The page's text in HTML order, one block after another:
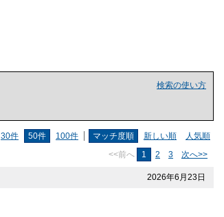
検索の使い方
30件 50件 100件 マッチ度順 新しい順
人気順
<<前へ 1 2 3 次へ>>
2026年6月23日